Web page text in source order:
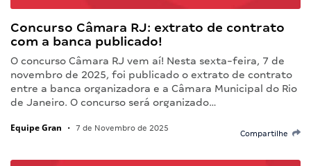
Concurso Câmara RJ: extrato de contrato
com a banca publicado!
O concurso Câmara RJ vem aí! Nesta sexta-feira, 7 de
novembro de 2025, foi publicado o extrato de contrato
entre a banca organizadora e a Câmara Municipal do Rio
de Janeiro. O concurso será organizado…
Equipe Gran • 7 de Novembro de 2025
Compartilhe